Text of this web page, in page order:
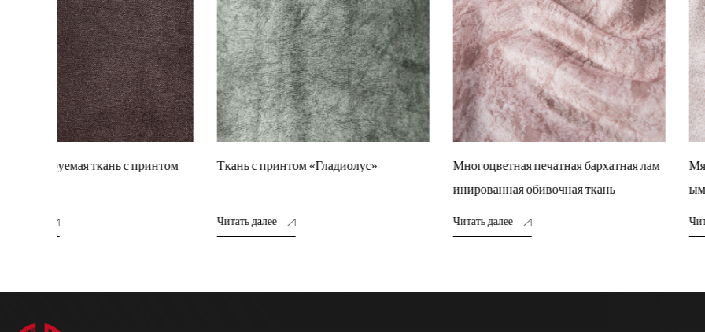
Ткань с принтом «Гладиолус»
Многоцветная печатная бархатная лам
инированная обивочная ткань
Мягкая плетеная ткань с
ым принтом